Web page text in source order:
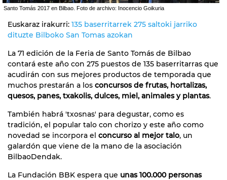
Santo Tomás 2017 en Bilbao. Foto de archivo: Inocencio Goikuria
Euskaraz irakurri: 135 baserritarrek 275 saltoki jarriko
dituzte Bilboko San Tomas azokan
La 71 edición de la Feria de Santo Tomás de Bilbao
contará este año con 275 puestos de 135 baserritarras que
acudirán con sus mejores productos de temporada que
muchos prestarán a los concursos de frutas, hortalizas,
quesos, panes, txakolis, dulces, miel, animales y plantas.
También habrá 'txosnas' para degustar, como es
tradición, el popular talo con chorizo y este año como
novedad se incorpora el concurso al mejor talo, un
galardón que viene de la mano de la asociación
BilbaoDendak.
La Fundación BBK espera que unas 100.000 personas